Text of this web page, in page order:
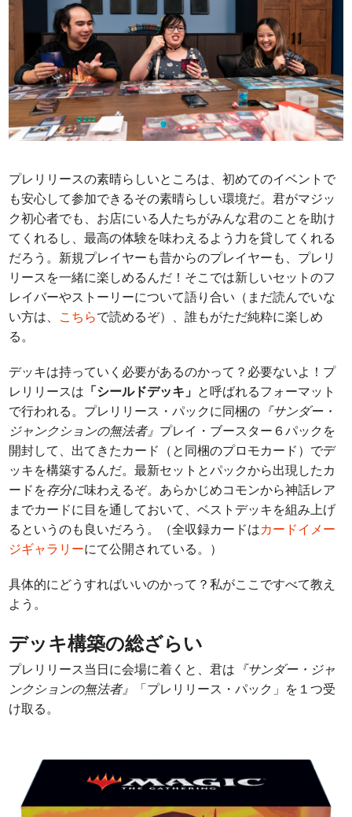
プレリリースの素晴らしいところは、初めてのイベントで
も安心して参加できるその素晴らしい環境だ。君がマジッ
ク初心者でも、お店にいる人たちがみんな君のことを助け
てくれるし、最高の体験を味わえるよう力を貸してくれる
だろう。新規プレイヤーも昔からのプレイヤーも、プレリ
リースを一緒に楽しめるんだ！そこでは新しいセットのフ
レイバーやストーリーについて語り合い（まだ読んでいな
い方は、 こちらで読めるぞ）、誰もがただ純粋に楽しめ
る。
デッキは持っていく必要があるのかって？必要ないよ！プ
レリリースは 「シールドデッキ」 と呼ばれるフォーマット
で行われる。プレリリース・パックに同梱の 『サンダー・
ジャンクションの無法者』 プレイ・ブースター６パックを
開封して、出てきたカード（と同梱のプロモカード）でデ
ッキを構築するんだ。最新セットとパックから出現したカ
ードを存分に味わえるぞ。あらかじめコモンから神話レア
までカードに目を通しておいて、ベストデッキを組み上げ
るというのも良いだろう。（全収録カードはカードイメー
ジギャラリーにて公開されている。）
具体的にどうすればいいのかって？私がここですべて教え
よう。
デッキ構築の総ざらい
プレリリース当日に会場に着くと、君は 『サンダー・ジャ
ンクションの無法者』
「プレリリース・パック」を１つ受
け取る。